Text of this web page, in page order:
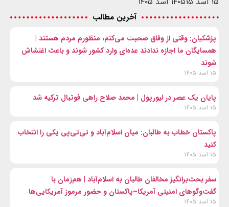
آخرین مطالب
پزشکیان: وقتی از وفاق صحبت می‌کنم، منظورم مردم هستند |
همسایگان ما اجازه ندادند عده‌ای وارد کشور شوند و باعث اغتشاش
شوند
۱۵ اسد ۱۴۰۵
پایان یک عصر در لیورپول | محمد صلاح راهی فوتبال ترکیه شد
۱۵ اسد ۱۴۰۵
پاکستان خطاب به طالبان: میان اسلام‌آباد و تی‌تی‌پی یکی را انتخاب
کنید
۱۵ اسد ۱۴۰۵
سفر بحث‌برانگیز مخالفان طالبان به اسلام‌آباد | هم‌زمان با
گفت‌وگوهای امنیتی آمریکا–پاکستان و حضور مرموز آمریکایی‌ها
۱۵ اسد ۱۴۰۵